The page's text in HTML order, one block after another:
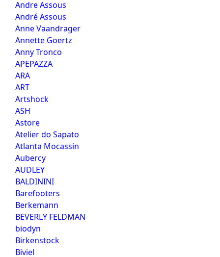
Andre Assous
André Assous
Anne Vaandrager
Annette Goertz
Anny Tronco
APEPAZZA
ARA
ART
Artshock
ASH
Astore
Atelier do Sapato
Atlanta Mocassin
Aubercy
AUDLEY
BALDININI
Barefooters
Berkemann
BEVERLY FELDMAN
biodyn
Birkenstock
Biviel